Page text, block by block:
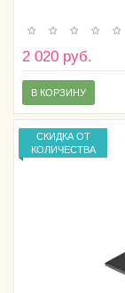
2 020 руб.
В КОРЗИНУ
СКИДКА ОТ
КОЛИЧЕСТВА